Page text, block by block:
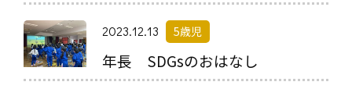
2023.12.13 5歳児
年長 SDGsのおはなし